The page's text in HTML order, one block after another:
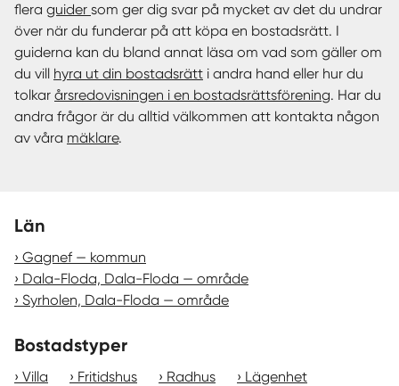
flera guider som ger dig svar på mycket av det du undrar
över när du funderar på att köpa en bostadsrätt. I
guiderna kan du bland annat läsa om vad som gäller om
du vill hyra ut din bostadsrätt i andra hand eller hur du
tolkar årsredovisningen i en bostadsrättsförening. Har du
andra frågor är du alltid välkommen att kontakta någon
av våra mäklare.
Län
Gagnef — kommun
Dala-Floda, Dala-Floda — område
Syrholen, Dala-Floda — område
Bostadstyper
Villa Fritidshus Radhus
Lägenhet